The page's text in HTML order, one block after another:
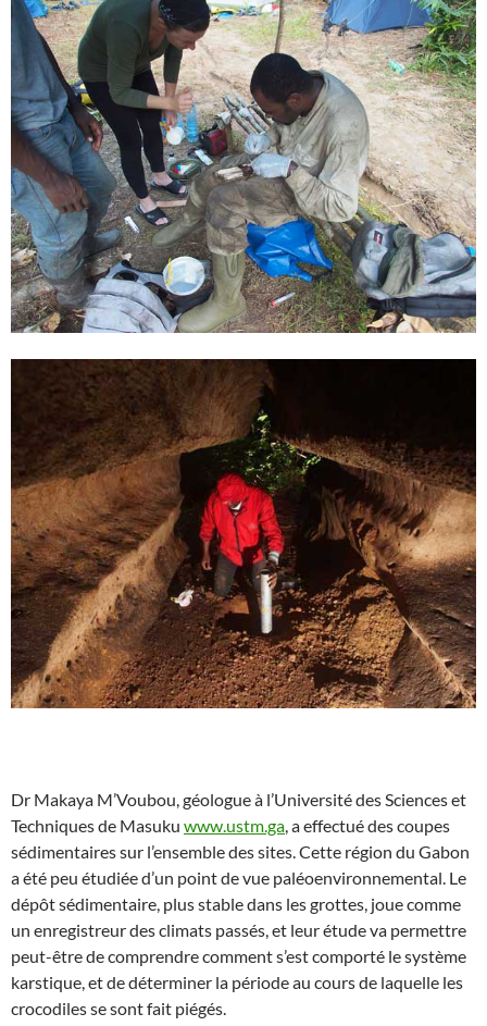
Dr Makaya M’Voubou, géologue à l’Université des Sciences et
Techniques de Masuku www.ustm.ga, a effectué des coupes
sédimentaires sur l’ensemble des sites. Cette région du Gabon
a été peu étudiée d’un point de vue paléoenvironnemental. Le
dépôt sédimentaire, plus stable dans les grottes, joue comme
un enregistreur des climats passés, et leur étude va permettre
peut-être de comprendre comment s’est comporté le système
karstique, et de déterminer la période au cours de laquelle les
crocodiles se sont fait piégés.